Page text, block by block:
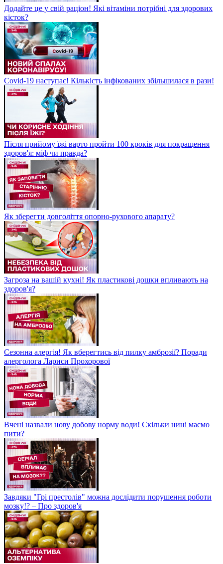
Додайте це у свій раціон! Які вітаміни потрібні для здорових
кісток?
Covid-19 наступає! Кількість інфікованих збільшилася в рази!
Після прийому їжі варто пройти 100 кроків для покращення
здоров'я: міф чи правда?
Як зберегти довголіття опорно-рухового апарату?
Загроза на вашій кухні! Як пластикові дошки впливають на
здоров'я?
Сезонна алергія! Як вберегтись від пилку амброзії? Поради
алерголога Лариси Прохорової
Вчені назвали нову добову норму води! Скільки нині маємо
пити?
Завдяки "Грі престолів" можна дослідити порушення роботи
мозку!? – Про здоров'я